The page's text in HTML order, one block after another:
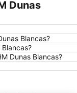
Levante
Palace
Dunas
Blancas?
Dunas Blancas?